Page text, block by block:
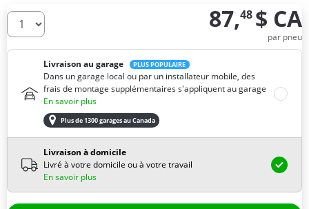
De combien de pneus avez-vous besoin ? 87,48 $ CA
par pneu
Livraison au garage PLUS POPULAIRE
Dans un garage local ou par un installateur mobile, des
frais de montage supplémentaires s'appliquent au garage
En savoir plus
Plus de 1300 garages au Canada
Livraison à domicile
Livré à votre domicile ou à votre travail
En savoir plus